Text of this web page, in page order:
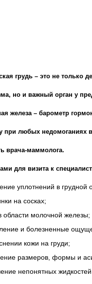
грудь – это не только
но и важный орган у
железа – барометр
при любых недомоганиях
врача-маммолога.
для визита к
уплотнений в грудной
на сосках;
области молочной железы;
и болезненные
кожи на груди;
размеров, формы и
непонятных жидкостей